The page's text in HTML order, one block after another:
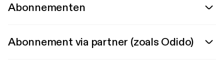
Abonnementen
Abonnement via partner (zoals Odido)